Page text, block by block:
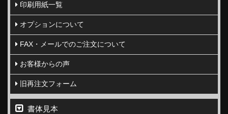
印刷用紙一覧
オプションについて
FAX・メールでのご注文について
お客様からの声
旧再注文フォーム
書体見本